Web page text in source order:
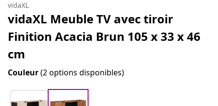
vidaXL
vidaXL Meuble TV avec tiroir
Finition Acacia Brun 105 x 33 x 46
cm
Couleur(2 options disponibles)